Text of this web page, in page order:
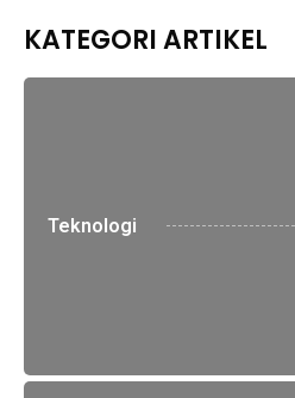
KATEGORI ARTIKEL
Teknologi